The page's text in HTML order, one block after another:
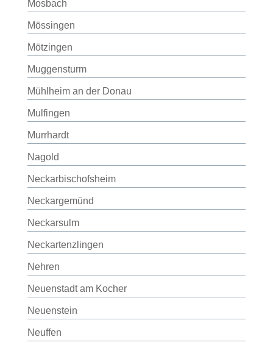
Mosbach
Mössingen
Mötzingen
Muggensturm
Mühlheim an der Donau
Mulfingen
Murrhardt
Nagold
Neckarbischofsheim
Neckargemünd
Neckarsulm
Neckartenzlingen
Nehren
Neuenstadt am Kocher
Neuenstein
Neuffen